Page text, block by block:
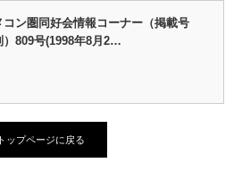
コン圏同好会情報コーナー（掲載号
）809号(1998年8月2…
トップページに戻る